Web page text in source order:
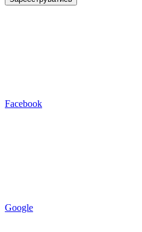
Facebook
Google